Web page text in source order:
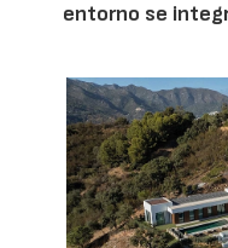
entorno se